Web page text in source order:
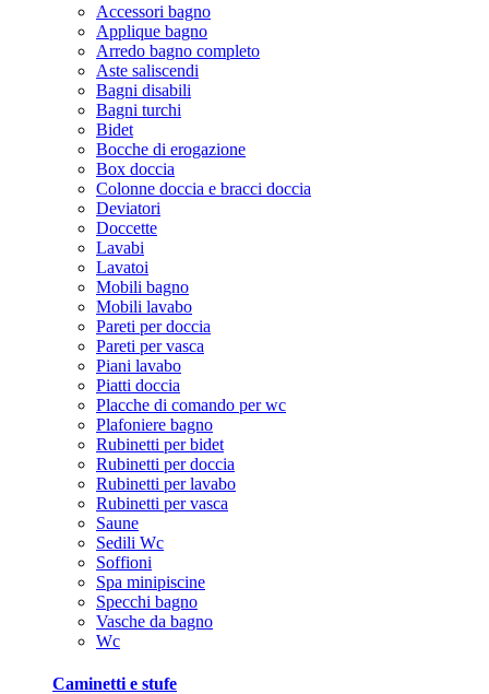
Accessori bagno
Applique bagno
Arredo bagno completo
Aste saliscendi
Bagni disabili
Bagni turchi
Bidet
Bocche di erogazione
Box doccia
Colonne doccia e bracci doccia
Deviatori
Doccette
Lavabi
Lavatoi
Mobili bagno
Mobili lavabo
Pareti per doccia
Pareti per vasca
Piani lavabo
Piatti doccia
Placche di comando per wc
Plafoniere bagno
Rubinetti per bidet
Rubinetti per doccia
Rubinetti per lavabo
Rubinetti per vasca
Saune
Sedili Wc
Soffioni
Spa minipiscine
Specchi bagno
Vasche da bagno
Wc
Caminetti e stufe